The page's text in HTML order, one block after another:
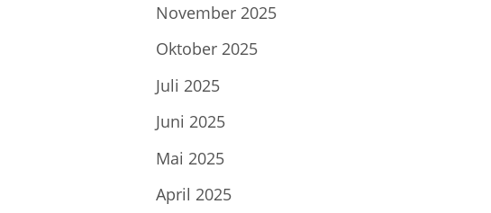
November 2025
Oktober 2025
Juli 2025
Juni 2025
Mai 2025
April 2025